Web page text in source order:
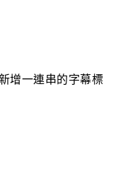
增一連串的字幕標